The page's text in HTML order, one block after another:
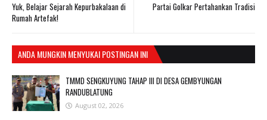
Partai Golkar Pertahankan Tradisi
Yuk, Belajar Sejarah Kepurbakalaan di
Rumah Artefak!
ANDA MUNGKIN MENYUKAI POSTINGAN INI
TMMD SENGKUYUNG TAHAP III DI DESA GEMBYUNGAN
RANDUBLATUNG
August 02, 2026